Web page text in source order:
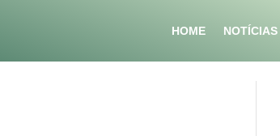
HOME NOTÍCIAS